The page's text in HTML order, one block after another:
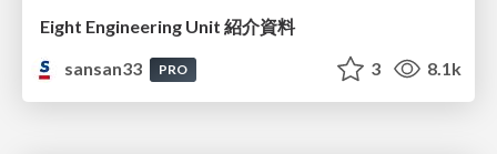
Eight Engineering Unit 紹介資料
sansan33
PRO 3 8.1k